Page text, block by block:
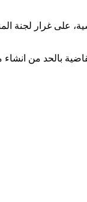
غرار لجنة
بالحد من